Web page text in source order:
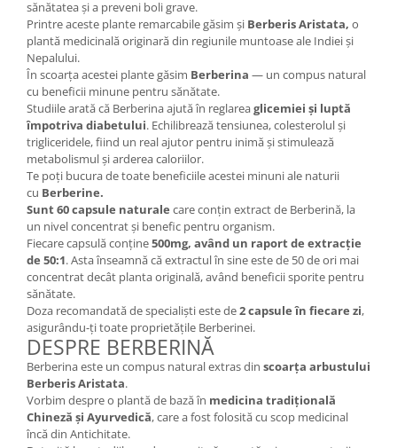
sănătatea și a preveni boli grave.
Printre aceste plante remarcabile găsim și Berberis Aristata, o
plantă medicinală originară din regiunile muntoase ale Indiei și
Nepalului.
În scoarța acestei plante găsim Berberina — un compus natural
cu beneficii minune pentru sănătate.
Studiile arată că Berberina ajută în reglareaglicemiei și luptă
împotriva diabetului. Echilibrează tensiunea, colesterolul și
trigliceridele, fiind un real ajutor pentru inimă și stimulează
metabolismul și arderea caloriilor.
Te poți bucura de toate beneficiile acestei minuni ale naturii
cu Berberine.
Sunt 60 capsule naturale care conțin extract de Berberină, la
un nivel concentrat și benefic pentru organism.
Fiecare capsulă conține500mg, având un raport de extracție
de 50:1. Asta înseamnă că extractul în sine este de 50 de ori mai
concentrat decât planta originală, având beneficii sporite pentru
sănătate.
Doza recomandată de specialiști este de2 capsule în fiecare zi,
asigurându-ți toate proprietățile Berberinei.
DESPRE BERBERINĂ
Berberina este un compus natural extras din scoarța arbustului
Berberis Aristata.
Vorbim despre o plantă de bază în medicina tradițională
Chineză și Ayurvedică, care a fost folosită cu scop medicinal
încă din Antichitate.